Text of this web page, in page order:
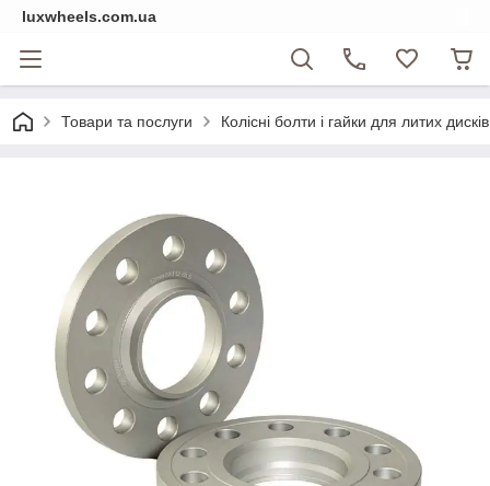
luxwheels.com.ua
Товари та послуги Колісні болти і гайки для литих